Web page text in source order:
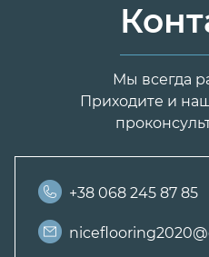
Мы всегда
Приходите и
+38 068 245 87 85